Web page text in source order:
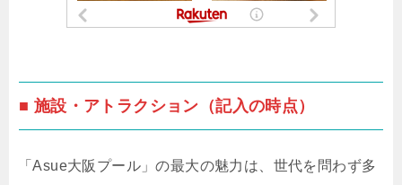
■ 施設・アトラクション（記入の時点）
「Asue大阪プール」の最大の魅力は、世代を問わず多